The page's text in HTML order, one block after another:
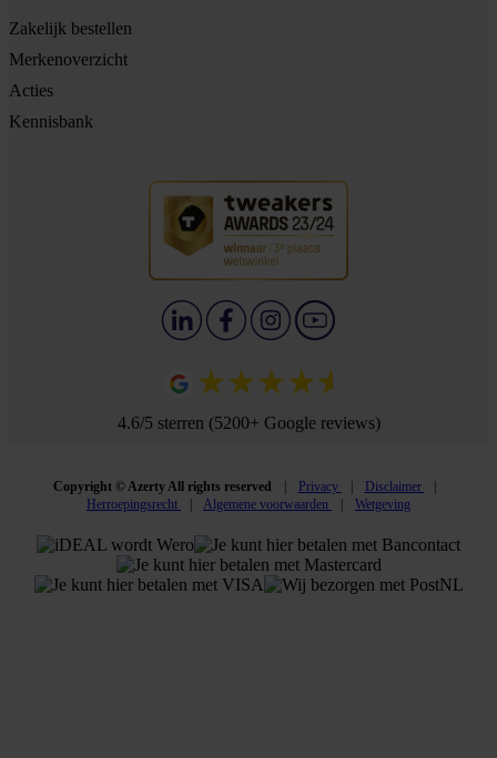
Zakelijk bestellen
Merkenoverzicht
Acties
Kennisbank
4.6/5 sterren (5200+ Google reviews)
Copyright © Azerty All rights reserved Privacy
Disclaimer
Herroepingsrecht
Algemene voorwaarden Wetgeving